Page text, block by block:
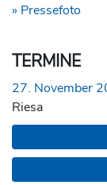
» Pressefoto
TERMINE
27. November
Riesa